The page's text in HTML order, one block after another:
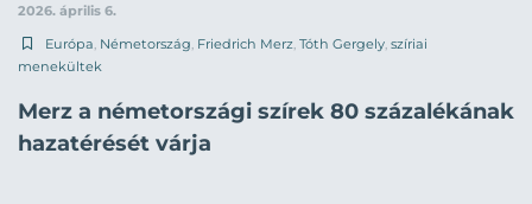
2026. április 6.
Európa, Németország, Friedrich Merz, Tóth Gergely, szíriai
menekültek
Merz a németországi szírek 80 százalékának
hazatérését várja